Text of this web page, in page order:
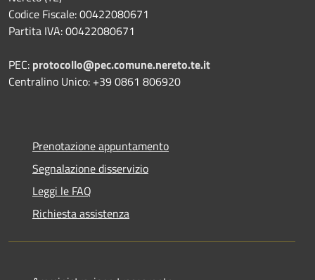
Codice Fiscale: 00422080671
Partita IVA: 00422080671
PEC: protocollo@pec.comune.nereto.te.it
Centralino Unico: +39 0861 806920
Prenotazione appuntamento
Segnalazione disservizio
Leggi le FAQ
Richiesta assistenza